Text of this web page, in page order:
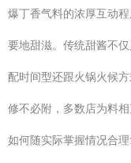
爆丁香气料的浓厚互动
要地甜滋。传统甜酱不
配时间型还跟火锅火候
修不必附，多数店为料
如何随实际掌握情况合